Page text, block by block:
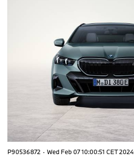
P90536872 · Wed Feb 07 10:00:51 CET 2024